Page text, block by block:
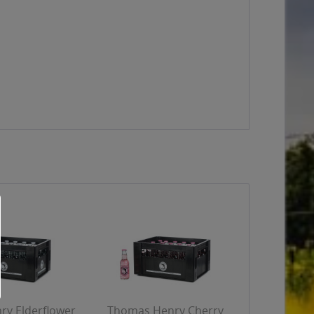
Elderflower Thomas Henry Cherry